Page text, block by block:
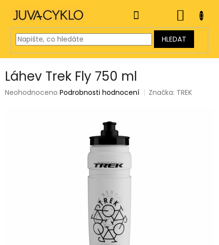
obsah
HLEDAT
KOŠÍK
Láhev Trek Fly 750 ml
Průměrné
Neohodnoceno Podrobnosti hodnocení Značka: TREK